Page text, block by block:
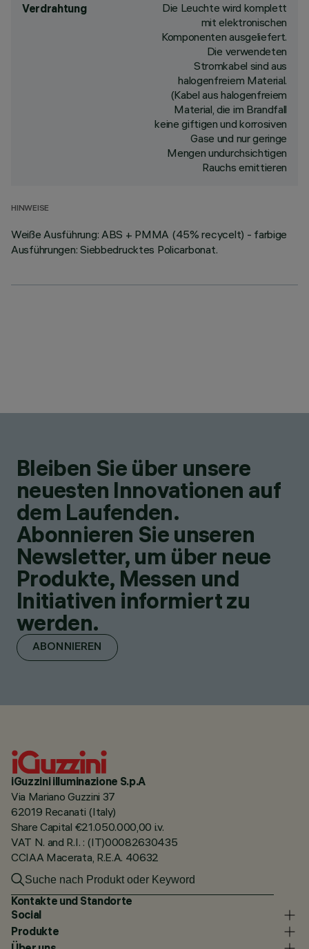
Verdrahtung
Die Leuchte wird komplett
mit elektronischen
Komponenten ausgeliefert.
Die verwendeten
Stromkabel sind aus
halogenfreiem Material.
(Kabel aus halogenfreiem
Material, die im Brandfall
keine giftigen und korrosiven
Gase und nur geringe
Mengen undurchsichtigen
Rauchs emittieren
HINWEISE
Weiße Ausführung: ABS + PMMA (45% recycelt) - farbige
Ausführungen: Siebbedrucktes Policarbonat.
Bleiben Sie über unsere
neuesten Innovationen auf
dem Laufenden.
Abonnieren Sie unseren
Newsletter, um über neue
Produkte, Messen und
Initiativen informiert zu
werden.
ABONNIEREN
iGuzzini illuminazione S.p.A
Via Mariano Guzzini 37
62019 Recanati (Italy)
Share Capital €21.050.000,00 i.v.
VAT N. and R.I. : (IT)00082630435
CCIAA Macerata, R.E.A. 40632
Kontakte und Standorte
Social
Produkte